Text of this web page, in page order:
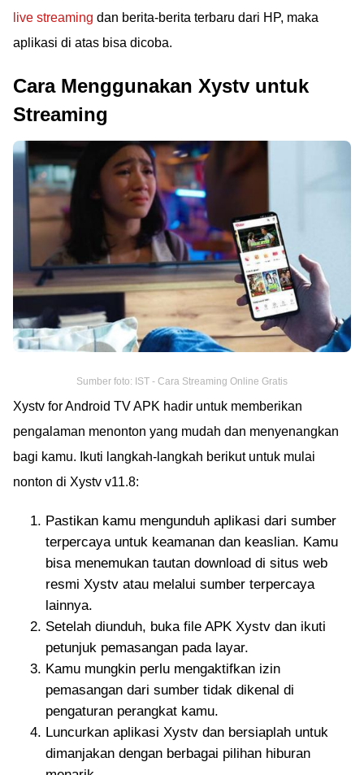
live streaming dan berita-berita terbaru dari HP, maka
aplikasi di atas bisa dicoba.
Cara Menggunakan Xystv untuk
Streaming
Sumber foto: IST - Cara Streaming Online Gratis
Xystv for Android TV APK hadir untuk memberikan
pengalaman menonton yang mudah dan menyenangkan
bagi kamu. Ikuti langkah-langkah berikut untuk mulai
nonton di Xystv v11.8:
Pastikan kamu mengunduh aplikasi dari sumber
terpercaya untuk keamanan dan keaslian. Kamu
bisa menemukan tautan download di situs web
resmi Xystv atau melalui sumber terpercaya
lainnya.
Setelah diunduh, buka file APK Xystv dan ikuti
petunjuk pemasangan pada layar.
Kamu mungkin perlu mengaktifkan izin
pemasangan dari sumber tidak dikenal di
pengaturan perangkat kamu.
Luncurkan aplikasi Xystv dan bersiaplah untuk
dimanjakan dengan berbagai pilihan hiburan